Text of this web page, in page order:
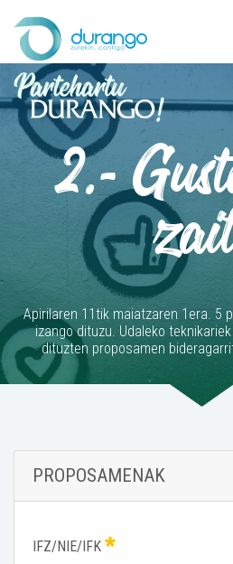
2.-
Apirilaren 11tik maiatzaren 1era. 5
izango dituzu. Udaleko
dituzten proposamen
PROPOSAMENAK
IFZ/NIE/IFK